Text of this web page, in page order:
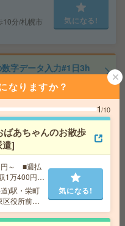
10分/札幌市
気になる!
数字データ入力#1日3h
能/規定有)＋
」徒歩4
気になる!
書籍の情報を入力す
なりますか？
1/10
ばあちゃんのお散歩
]
円～ ■週払
万400円以
)駅・栄町
区役所前
多数！
気になる!